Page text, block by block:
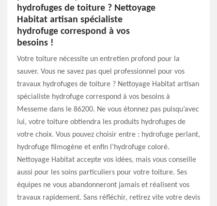
hydrofuges de toiture ? Nettoyage
Habitat artisan spécialiste
hydrofuge correspond à vos
besoins !
Votre toiture nécessite un entretien profond pour la
sauver. Vous ne savez pas quel professionnel pour vos
travaux hydrofuges de toiture ? Nettoyage Habitat artisan
spécialiste hydrofuge correspond à vos besoins à
Messeme dans le 86200. Ne vous étonnez pas puisqu’avec
lui, votre toiture obtiendra les produits hydrofuges de
votre choix. Vous pouvez choisir entre : hydrofuge perlant,
hydrofuge filmogène et enfin l’hydrofuge coloré.
Nettoyage Habitat accepte vos idées, mais vous conseille
aussi pour les soins particuliers pour votre toiture. Ses
équipes ne vous abandonneront jamais et réalisent vos
travaux rapidement. Sans réfléchir, retirez vite votre devis